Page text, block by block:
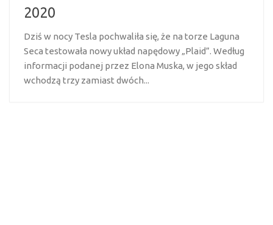
2020
Dziś w nocy Tesla pochwaliła się, że na torze Laguna
Seca testowała nowy układ napędowy „Plaid”. Według
informacji podanej przez Elona Muska, w jego skład
wchodzą trzy zamiast dwóch...